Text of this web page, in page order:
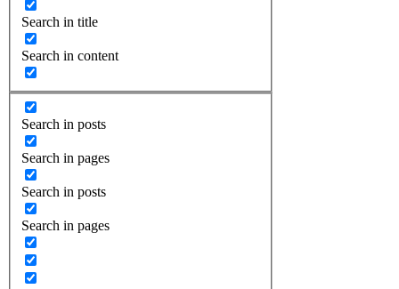
Search in title
Search in content
Search in posts
Search in pages
Search in posts
Search in pages